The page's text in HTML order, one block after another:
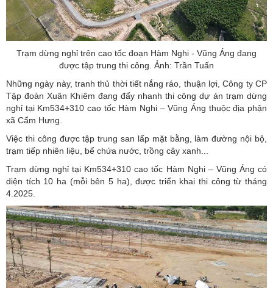
Trạm dừng nghỉ trên cao tốc đoạn Hàm Nghi - Vũng Áng đang
được tập trung thi công. Ảnh: Trần Tuấn
Những ngày này, tranh thủ thời tiết nắng ráo, thuận lợi, Công ty CP
Tập đoàn Xuân Khiêm đang đẩy nhanh thi công dự án trạm dừng
nghỉ tại Km534+310 cao tốc Hàm Nghi – Vũng Áng thuộc địa phận
xã Cẩm Hưng.
Việc thi công được tập trung san lấp mặt bằng, làm đường nội bộ,
trạm tiếp nhiên liệu, bể chứa nước, trồng cây xanh...
Trạm dừng nghỉ tại Km534+310 cao tốc Hàm Nghi – Vũng Áng có
diện tích 10 ha (mỗi bên 5 ha), được triển khai thi công từ tháng
4.2025.